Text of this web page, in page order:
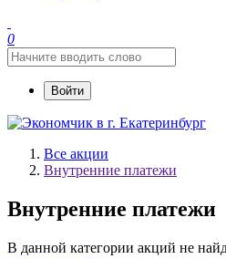
0
Войти
Все акции
Внутренние платежи
Внутренние платежи
В данной категории акций не